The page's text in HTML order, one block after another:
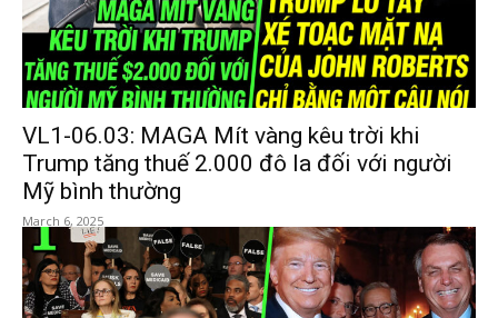
VL1-06.03: MAGA Mít vàng kêu trời khi
Trump tăng thuế 2.000 đô la đối với người
Mỹ bình thường
March 6, 2025